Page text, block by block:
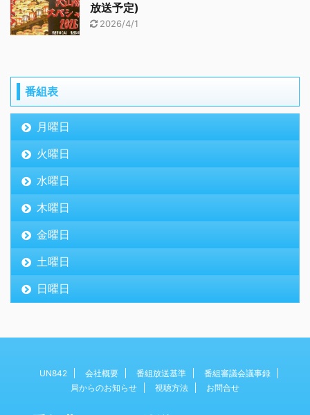
放送予定)
2026/4/1
番組表
月曜日
火曜日
水曜日
木曜日
金曜日
土曜日
日曜日
UN842 会社概要 番組放送基準
番組審議会議事録
局からのお知らせ
視聴方法 お問合せ